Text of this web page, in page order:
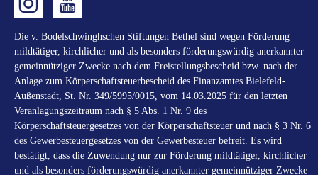
Die v. Bodelschwinghschen Stiftungen Bethel sind wegen Förderung
mildtätiger, kirchlicher und als besonders förderungswürdig anerkannter
gemeinnütziger Zwecke nach dem Freistellungsbescheid bzw. nach der
Anlage zum Körperschaftsteuerbescheid des Finanzamtes Bielefeld-
Außenstadt, St. Nr. 349/5995/0015, vom 14.03.2025 für den letzten
Veranlagungszeitraum nach § 5 Abs. 1 Nr. 9 des
Körperschaftsteuergesetzes von der Körperschaftsteuer und nach § 3 Nr. 6
des Gewerbesteuergesetzes von der Gewerbesteuer befreit. Es wird
bestätigt, dass die Zuwendung nur zur Förderung mildtätiger, kirchlicher
und als besonders förderungswürdig anerkannter gemeinnütziger Zwecke